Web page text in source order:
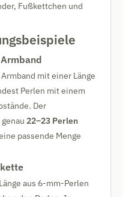
Fußkettchen und
mit einer Länge
Perlen mit einem
Der
22–23 Perlen
passende Menge
aus 6-mm-Perlen